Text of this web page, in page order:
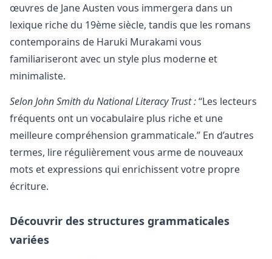
œuvres de Jane Austen vous immergera dans un
lexique riche du 19ème siècle, tandis que les romans
contemporains de Haruki Murakami vous
familiariseront avec un style plus moderne et
minimaliste.
Selon John Smith du National Literacy Trust :“Les lecteurs
fréquents ont un vocabulaire plus riche et une
meilleure compréhension grammaticale.” En d’autres
termes, lire régulièrement vous arme de nouveaux
mots et expressions qui enrichissent votre propre
écriture.
Découvrir des structures grammaticales
variées